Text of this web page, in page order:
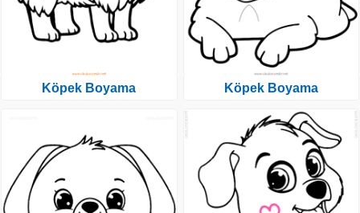
Köpek Boyama Köpek Boyama